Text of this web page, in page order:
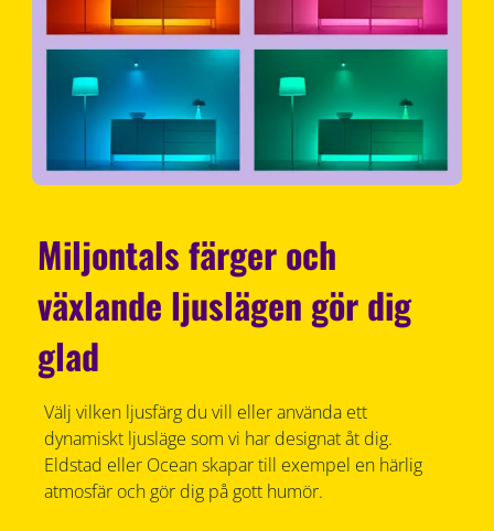
Miljontals färger och
växlande ljuslägen gör dig
glad
Välj vilken ljusfärg du vill eller använda ett
dynamiskt ljusläge som vi har designat åt dig.
Eldstad eller Ocean skapar till exempel en härlig
atmosfär och gör dig på gott humör.